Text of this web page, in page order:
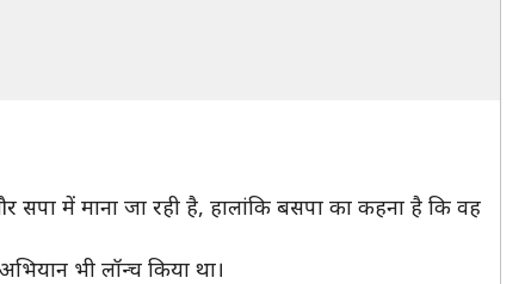
में माना जा रही है, हालांकि बसपा का कहना है कि वह
भी लॉन्च किया था।